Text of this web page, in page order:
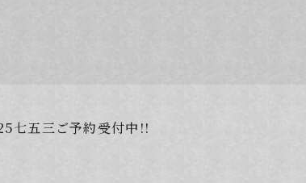
七五三ご予約受付中!!